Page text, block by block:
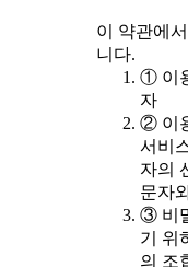
이 약관에
니다.
① 이
자
② 이
서비
자의
문자
③ 비
기 위
의 조